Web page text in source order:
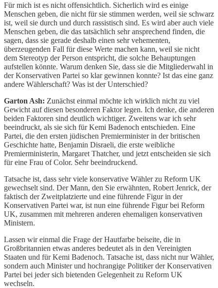
Für mich ist es nicht offensichtlich. Sicherlich wird es einige
Menschen geben, die nicht für sie stimmen werden, weil sie schwarz
ist, weil sie durch und durch rassistisch sind. Es wird aber auch viele
Menschen geben, die das tatsächlich sehr ansprechend finden, die
sagen, dass sie gerade deshalb einen sehr vehementen,
überzeugenden Fall für diese Werte machen kann, weil sie nicht
dem Stereotyp der Person entspricht, die solche Behauptungen
aufstellen könnte. Warum denken Sie, dass sie die Mitgliederwahl in
der Konservativen Partei so klar gewinnen konnte? Ist das eine ganz
andere Wählerschaft? Was ist der Unterschied?
Garton Ash: Zunächst einmal möchte ich wirklich nicht zu viel
Gewicht auf diesen besonderen Faktor legen. Ich denke, die anderen
beiden Faktoren sind deutlich wichtiger. Zweitens war ich sehr
beeindruckt, als sie sich für Kemi Badenoch entschieden. Eine
Partei, die den ersten jüdischen Premierminister in der britischen
Geschichte hatte, Benjamin Disraeli, die erste weibliche
Premierministerin, Margaret Thatcher, und jetzt entscheiden sie sich
für eine Frau of Color. Sehr beeindruckend.
Tatsache ist, dass sehr viele konservative Wähler zu Reform UK
gewechselt sind. Der Mann, den Sie erwähnten, Robert Jenrick, der
faktisch der Zweitplatzierte und eine führende Figur in der
Konservativen Partei war, ist nun eine führende Figur bei Reform
UK, zusammen mit mehreren anderen ehemaligen konservativen
Ministern.
Lassen wir einmal die Frage der Hautfarbe beiseite, die in
Großbritannien etwas anderes bedeutet als in den Vereinigten
Staaten und für Kemi Badenoch. Tatsache ist, dass nicht nur Wähler,
sondern auch Minister und hochrangige Politiker der Konservativen
Partei bei jeder sich bietenden Gelegenheit zu Reform UK
wechseln.